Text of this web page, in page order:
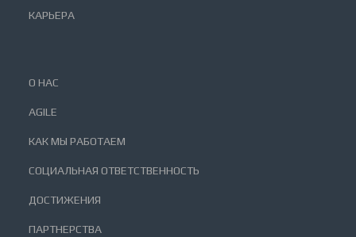
КАРЬЕРА
О НАС
AGILE
КАК МЫ РАБОТАЕМ
СОЦИАЛЬНАЯ ОТВЕТСТВЕННОСТЬ
ДОСТИЖЕНИЯ
ПАРТНЕРСТВА